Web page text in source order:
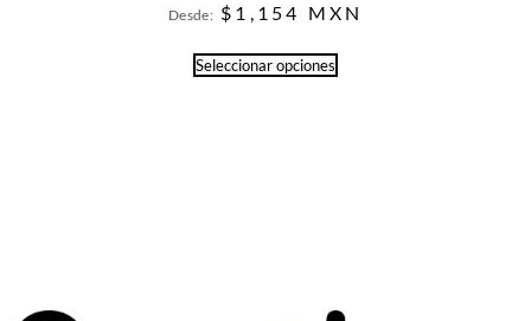
Desde: $ 1,154 MXN
Seleccionar opciones